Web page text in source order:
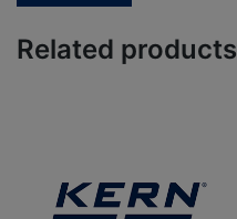
Related products